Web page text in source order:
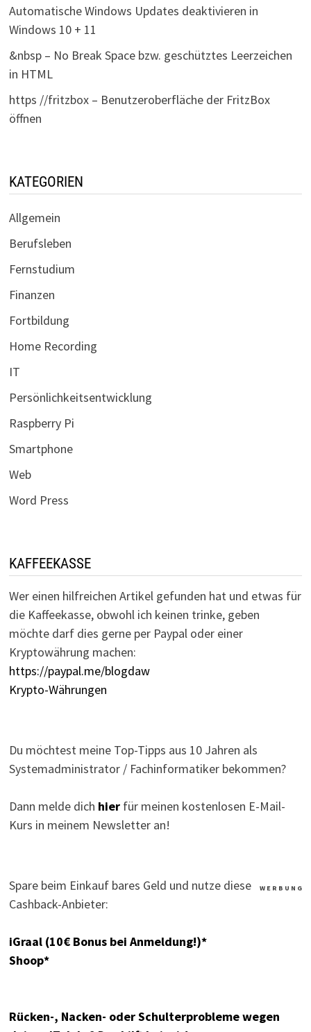
Automatische Windows Updates deaktivieren in
Windows 10 + 11
&nbsp – No Break Space bzw. geschütztes Leerzeichen
in HTML
https //fritzbox – Benutzeroberfläche der FritzBox
öffnen
KATEGORIEN
Allgemein
Berufsleben
Fernstudium
Finanzen
Fortbildung
Home Recording
IT
Persönlichkeitsentwicklung
Raspberry Pi
Smartphone
Web
Word Press
KAFFEEKASSE
Wer einen hilfreichen Artikel gefunden hat und etwas für
die Kaffeekasse, obwohl ich keinen trinke, geben
möchte darf dies gerne per Paypal oder einer
Kryptowährung machen:
https://paypal.me/blogdaw
Krypto-Währungen
Du möchtest meine Top-Tipps aus 10 Jahren als
Systemadministrator / Fachinformatiker bekommen?
Dann melde dich hierfür meinen kostenlosen E-Mail-
Kurs in meinem Newsletter an!
W E R B U N G
Spare beim Einkauf bares Geld und nutze diese
Cashback-Anbieter:
iGraal (10€ Bonus bei Anmeldung!)*
Shoop*
Rücken-, Nacken- oder Schulterprobleme wegen